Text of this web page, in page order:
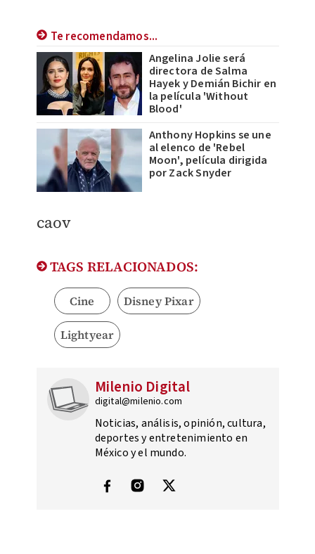
Te recomendamos...
Angelina Jolie será
directora de Salma
Hayek y Demián Bichir en
la película 'Without
Blood'
Anthony Hopkins se une
al elenco de 'Rebel
Moon', película dirigida
por Zack Snyder
caov
TAGS RELACIONADOS:
Cine Disney Pixar
Lightyear
Milenio Digital
digital@milenio.com
Noticias, análisis, opinión, cultura,
deportes y entretenimiento en
México y el mundo.